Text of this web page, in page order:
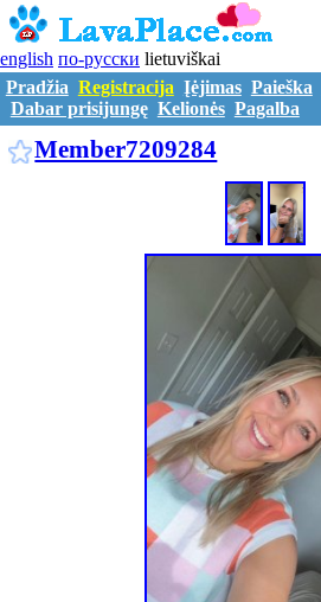
english по-русски lietuviškai
Pradžia Registracija Įėjimas Paieška
Dabar prisijungę Kelionės Pagalba
Member7209284